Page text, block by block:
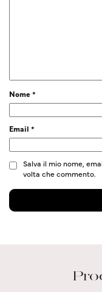
Nome*
Email *
Salva il mio nome,
volta che commento.